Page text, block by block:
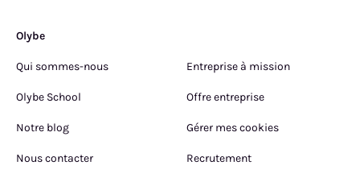
Olybe
Qui sommes-nous Entreprise à mission
Olybe School Offre entreprise
Notre blog Gérer mes cookies
Nous contacter Recrutement